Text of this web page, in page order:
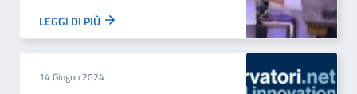
LEGGI DI PIÙ
14 Giugno 2024